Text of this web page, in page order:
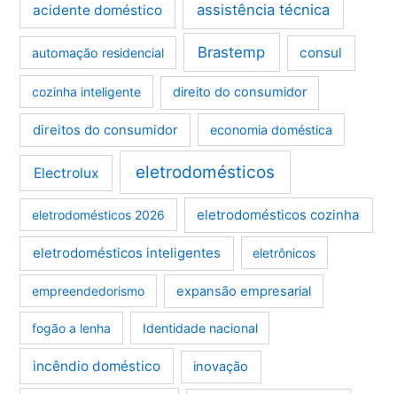
acidente doméstico assistência técnica
automação residencial Brastemp consul
cozinha inteligente direito do consumidor
direitos do consumidor economia doméstica
Electrolux eletrodomésticos
eletrodomésticos 2026 eletrodomésticos cozinha
eletrodomésticos inteligentes eletrônicos
empreendedorismo expansão empresarial
fogão a lenha Identidade nacional
incêndio doméstico inovação